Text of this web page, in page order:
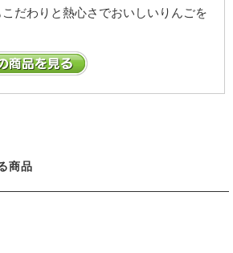
だわりと熱心さでおいしいりんごを
商品